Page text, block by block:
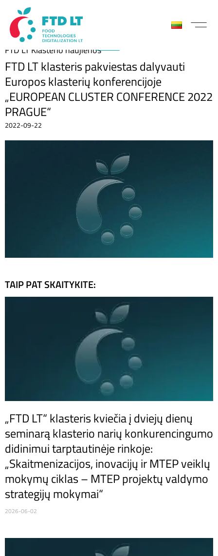
FTD LT Klasterio naujienos
FTD LT klasteris pakviestas dalyvauti
Europos klasterių konferencijoje
„EUROPEAN CLUSTER CONFERENCE 2022
PRAGUE“
2022-09-22
TAIP PAT SKAITYKITE:
„FTD LT“ klasteris kviečia į dviejų dienų
seminarą klasterio narių konkurencingumo
didinimui tarptautinėje rinkoje:
„Skaitmenizacijos, inovacijų ir MTEP veiklų
mokymų ciklas – MTEP projektų valdymo
strategijų mokymai“
2026-06-02